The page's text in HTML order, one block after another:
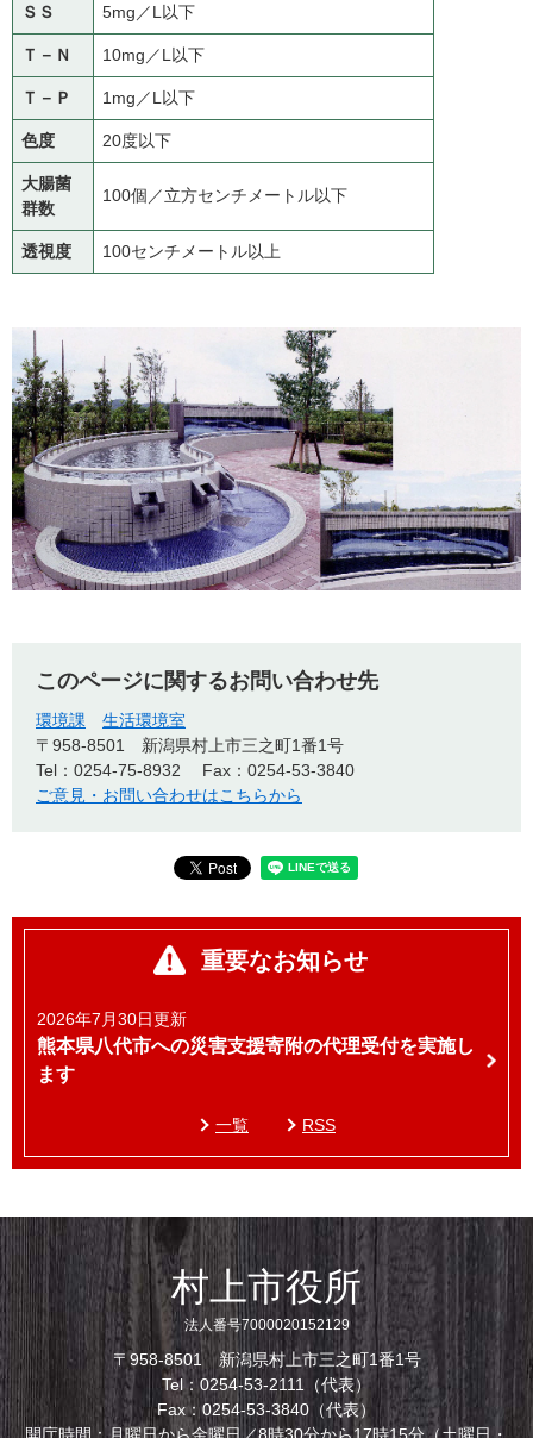
ＳＳ 5mg／L以下
Ｔ－Ｎ 10mg／L以下
Ｔ－Ｐ 1mg／L以下
色度 20度以下
大腸菌
群数
100個／立方センチメートル以下
透視度 100センチメートル以上
このページに関するお問い合わせ先
環境課
生活環境室
〒958-8501
新潟県村上市三之町1番1号
Tel：0254-75-8932
Fax：0254-53-3840
ご意見・お問い合わせはこちらから
重要なお知らせ
2026年7月30日更新
熊本県八代市への災害支援寄附の代理受付を実施し
ます
一覧 RSS
村上市役所
法人番号7000020152129
〒958-8501 新潟県村上市三之町1番1号
Tel：0254-53-2111（代表）
Fax：0254-53-3840（代表）
開庁時間：月曜日から金曜日／8時30分から17時15分（土曜日・